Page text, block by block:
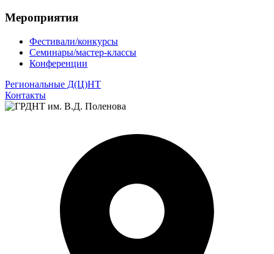
Мероприятия
Фестивали/конкурсы
Семинары/мастер-классы
Конференции
Региональные Д(Ц)НТ
Контакты